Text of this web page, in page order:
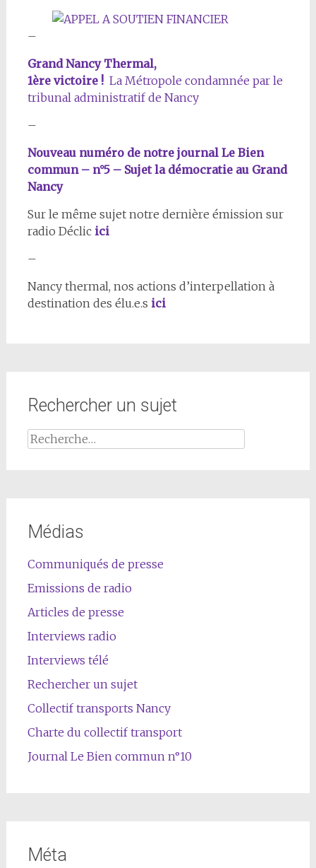
–
Grand Nancy Thermal,
1ère victoire ! La Métropole condamnée par le
tribunal administratif de Nancy
–
Nouveau numéro de notre journal Le Bien
commun – n°5 – Sujet la démocratie au Grand
Nancy
Sur le même sujet notre dernière émission sur
radio Déclic ici
–
Nancy thermal, nos actions d’interpellation à
destination des élu.e.s ici
Rechercher un sujet
Médias
Communiqués de presse
Emissions de radio
Articles de presse
Interviews radio
Interviews télé
Rechercher un sujet
Collectif transports Nancy
Charte du collectif transport
Journal Le Bien commun n°10
Méta